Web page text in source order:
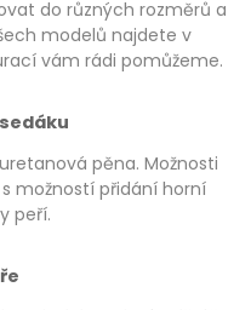
do různých rozměrů a
modelů najdete v
vám rádi pomůžeme.
pěna. Možnosti
možností přidání horní
peří.